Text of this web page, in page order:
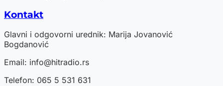
Kontakt
Glavni i odgovorni urednik: Marija Jovanović
Bogdanović
Email: info@hitradio.rs
Telefon: 065 5 531 631